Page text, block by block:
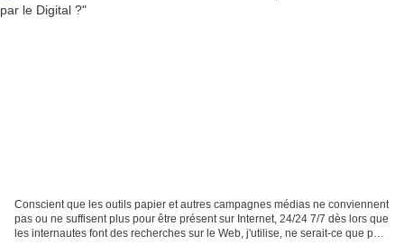
Conscient que les outils papier et autres campagnes médias ne conviennent
pas ou ne suffisent plus pour être présent sur Internet, 24/24 7/7 dès lors que
les internautes font des recherches sur le Web, j'utilise, ne serait-ce que pour